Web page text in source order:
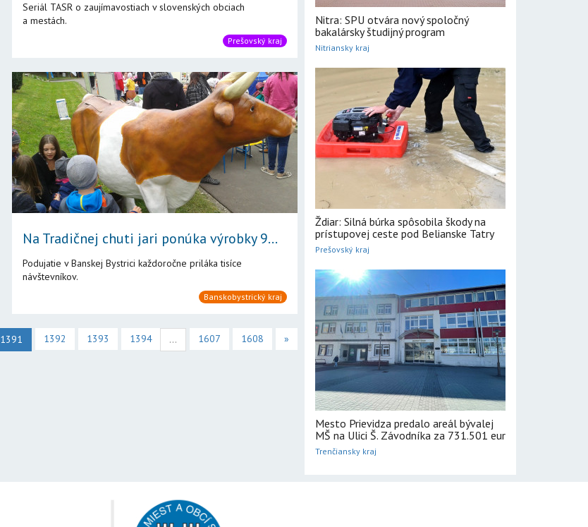
Seriál TASR o zaujímavostiach v slovenských obciach
a mestách.
Prešovský kraj
Na Tradičnej chuti jari ponúka výrobky 9...
Podujatie v Banskej Bystrici každoročne priláka tisíce
návštevníkov.
Banskobystrický kraj
1391 1392 1393 1394 ... 1607 1608 »
Nitra: SPU otvára nový spoločný
bakalársky študijný program
Nitriansky kraj
Ždiar: Silná búrka spôsobila škody na
prístupovej ceste pod Belianske Tatry
Prešovský kraj
Mesto Prievidza predalo areál bývalej
MŠ na Ulici Š. Závodníka za 731.501 eur
Trenčiansky kraj